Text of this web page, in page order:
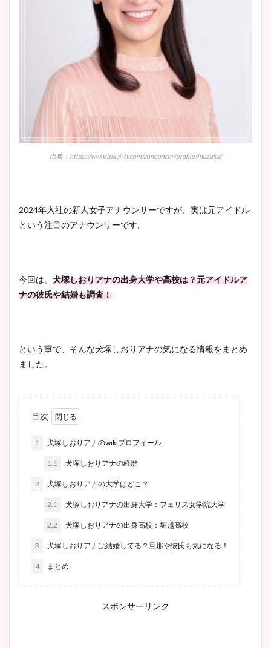
出典：https://www.tokai-tv.com/announcer/profile/inuzuka/
2024年入社の新人女子アナウンサーですが、実は元アイドル
という注目のアナウンサーです。
今回は、 犬塚しおりアナの出身大学や高校は？元アイドルア
ナの彼氏や結婚も調査！
という事で、そんな犬塚しおりアナの気になる情報をまとめ
ました。
目次
1 犬塚しおりアナのwikiプロフィール
1.1 犬塚しおりアナの経歴
2 犬塚しおりアナの大学はどこ？
2.1 犬塚しおりアナの出身大学：フェリス女学院大学
2.2 犬塚しおりアナの出身高校：堀越高校
3 犬塚しおりアナは結婚してる？旦那や彼氏も気になる！
4 まとめ
スポンサーリンク